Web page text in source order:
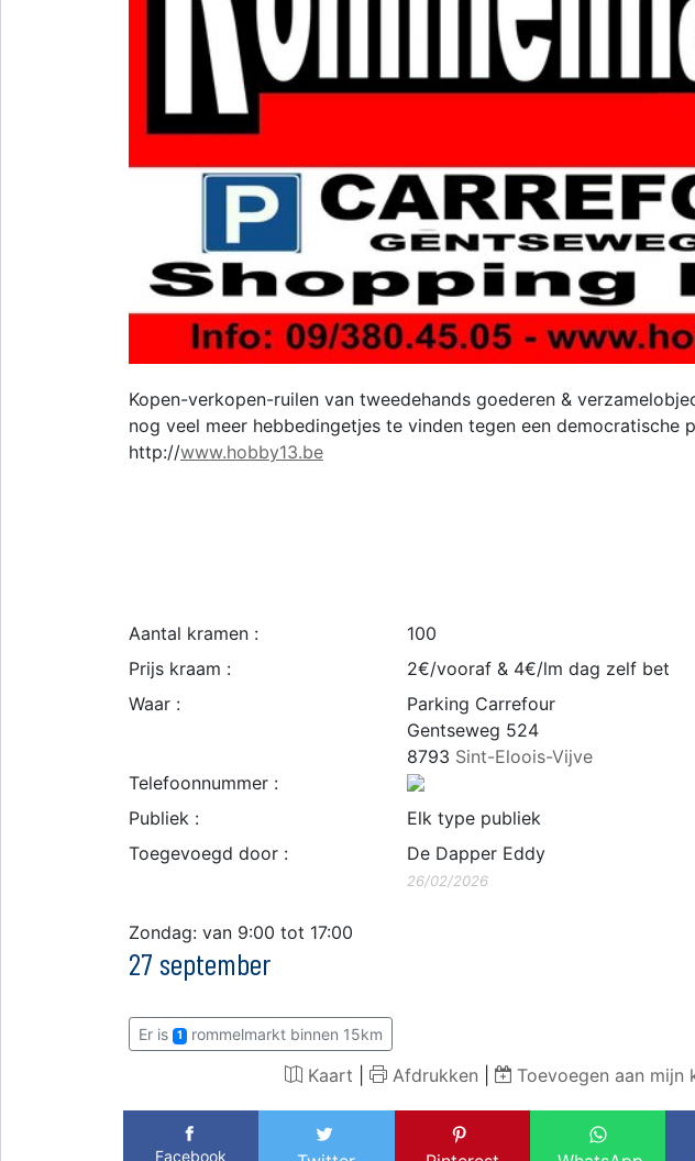
Kopen-verkopen-ruilen van tweedehands goederen &
nog veel meer hebbedingetjes te vinden tegen een democratische
http://www.hobby13.be
Aantal kramen :
100
Prijs kraam :
2€/vooraf & 4€/lm dag zelf bet
Waar :
Parking Carrefour
Gentseweg 524
8793 Sint-Eloois-Vijve
Telefoonnummer :
Publiek :
Elk type publiek
Toegevoegd door :
De Dapper Eddy
26/02/2026
Zondag: van 9:00 tot 17:00
27 september
Er is 1 rommelmarkt binnen 15km
Kaart Afdrukken Toevoegen aan mijn
Facebook